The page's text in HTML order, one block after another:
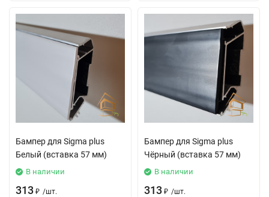
Бампер для Sigma plus
Белый (вставка 57 мм)
В наличии
313 ₽ /шт.
Бампер для Sigma plus
Чёрный (вставка 57 мм)
В наличии
313 ₽ /шт.